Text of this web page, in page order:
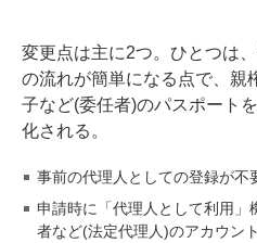
変更点は主に2つ。ひとつは
の流れが簡単になる点で、親
子など(委任者)のパスポート
化される。
事前の代理人としての登録が不
申請時に「代理人として利用」
者など(法定代理人)のアカウン